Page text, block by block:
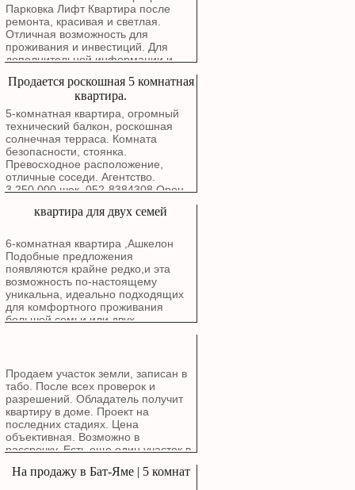
шекелей
Парковка Лифт Квартира после
ремонта, красивая и светлая.
Отличная возможность для
проживания и инвестиций. Для
дополнительной информации и
нами.
Продается роскошная 5 комнатная
квартира.
5-комнатная квартира, огромный
технический балкон, роскошная
солнечная терраса. Комната
безопасности, стоянка.
Превосходное расположение,
отличные соседи. Агентство.
3,250,000 шек. 052-8384308 Орен.
квартира для двух семей
6-комнатная квартира ,Ашкелон
Подобные предложения
появляются крайне редко,и эта
возможность по-настоящему
уникальна, идеально подходящих
для комфортного проживания
большой семьи или двух
и Эко-парка. Все рядом: Школы,
детские сады.Особенности
квартиры: Квартира общей
площадью 6 комнат (планировка: 2
комнаты + 4 комнаты)
спроектирована для максимального
комфорта и уюта. Расположена в
й этаж из 4-х. Светлая сторона:
Продаем участок земли, записан в
табо. После всех проверок и
разрешений. Обладатель получит
квартиру в доме. Проект на
последних стадиях. Цена
объективная. Возможно в
рассрочку. Есть еще один участок в
строительства частного дома.
На продажу в Бат-Яме | 5 комнат